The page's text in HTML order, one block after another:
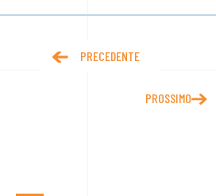
PRECEDENTE
PROSSIMO